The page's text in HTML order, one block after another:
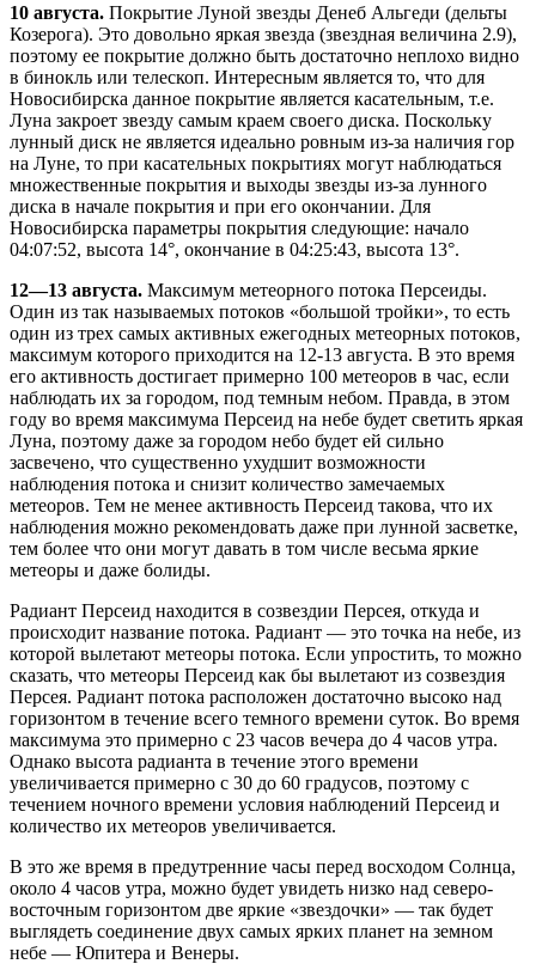
10 августа. Покрытие Луной звезды Денеб Альгеди (дельты
Козерога). Это довольно яркая звезда (звездная величина 2.9),
поэтому ее покрытие должно быть достаточно неплохо видно
в бинокль или телескоп. Интересным является то, что для
Новосибирска данное покрытие является касательным, т.е.
Луна закроет звезду самым краем своего диска. Поскольку
лунный диск не является идеально ровным из-за наличия гор
на Луне, то при касательных покрытиях могут наблюдаться
множественные покрытия и выходы звезды из-за лунного
диска в начале покрытия и при его окончании. Для
Новосибирска параметры покрытия следующие: начало
04:07:52, высота 14°, окончание в 04:25:43, высота 13°.
12—13 августа. Максимум метеорного потока Персеиды.
Один из так называемых потоков «большой тройки», то есть
один из трех самых активных ежегодных метеорных потоков,
максимум которого приходится на 12-13 августа. В это время
его активность достигает примерно 100 метеоров в час, если
наблюдать их за городом, под темным небом. Правда, в этом
году во время максимума Персеид на небе будет светить яркая
Луна, поэтому даже за городом небо будет ей сильно
засвечено, что существенно ухудшит возможности
наблюдения потока и снизит количество замечаемых
метеоров. Тем не менее активность Персеид такова, что их
наблюдения можно рекомендовать даже при лунной засветке,
тем более что они могут давать в том числе весьма яркие
метеоры и даже болиды.
Радиант Персеид находится в созвездии Персея, откуда и
происходит название потока. Радиант — это точка на небе, из
которой вылетают метеоры потока. Если упростить, то можно
сказать, что метеоры Персеид как бы вылетают из созвездия
Персея. Радиант потока расположен достаточно высоко над
горизонтом в течение всего темного времени суток. Во время
максимума это примерно с 23 часов вечера до 4 часов утра.
Однако высота радианта в течение этого времени
увеличивается примерно с 30 до 60 градусов, поэтому с
течением ночного времени условия наблюдений Персеид и
количество их метеоров увеличивается.
В это же время в предутренние часы перед восходом Солнца,
около 4 часов утра, можно будет увидеть низко над северо-
восточным горизонтом две яркие «звездочки» — так будет
выглядеть соединение двух самых ярких планет на земном
небе — Юпитера и Венеры.